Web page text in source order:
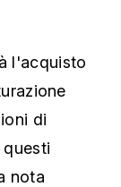
l'acquisto
di
nota